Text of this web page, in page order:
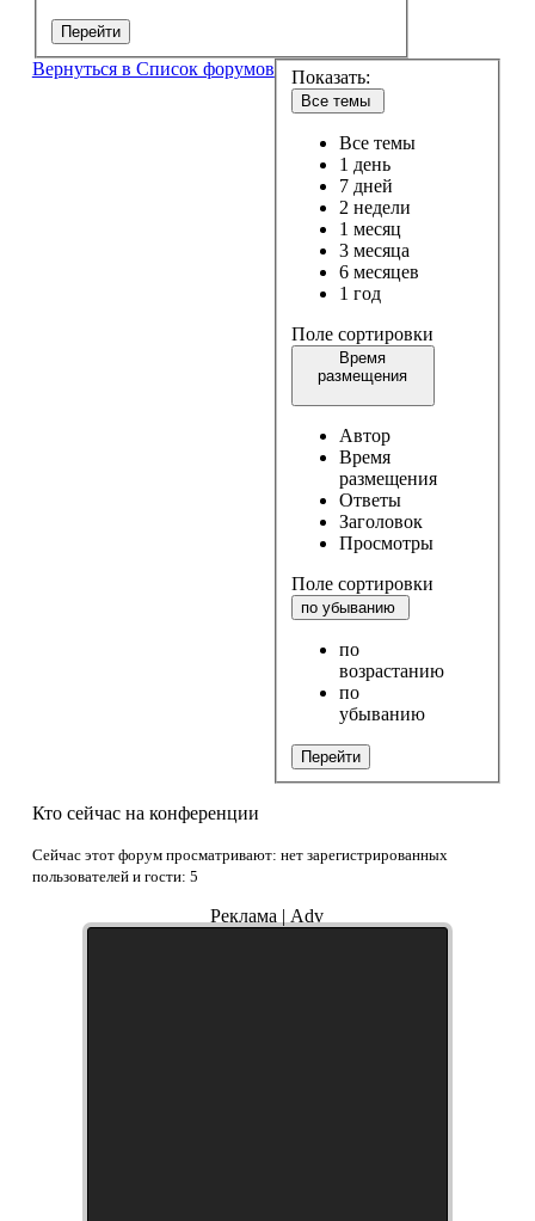
Перейти
Вернуться в Список форумов Показать:
Все темы
Все темы
1 день
7 дней
2 недели
1 месяц
3 месяца
6 месяцев
1 год
Поле сортировки
Время
размещения
Автор
Время
размещения
Ответы
Заголовок
Просмотры
Поле сортировки
по убыванию
по
возрастанию
по
убыванию
Перейти
Кто сейчас на конференции
Сейчас этот форум просматривают: нет зарегистрированных
пользователей и гости: 5
Реклама | Adv